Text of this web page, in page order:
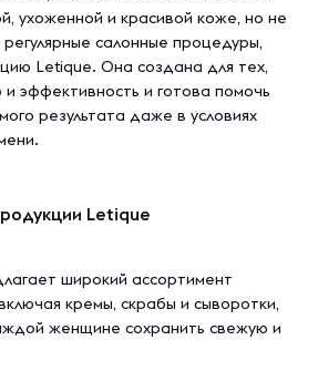
ухоженной и красивой коже, но не
салонные процедуры,
Letique. Она создана для тех,
эффективность и готова помочь
результата даже в условиях
Letique
широкий ассортимент
кремы, скрабы и сыворотки,
женщине сохранить свежую и